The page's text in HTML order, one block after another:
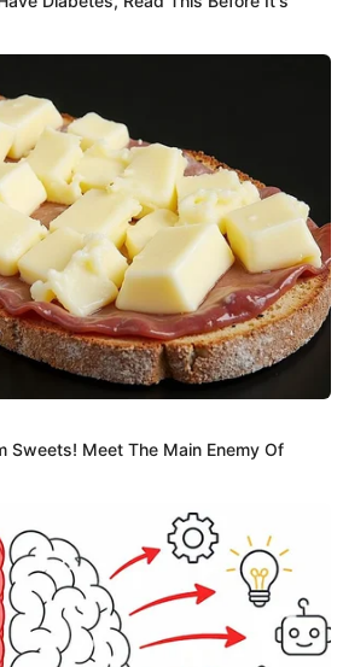
aclara si está embarazada de
"Me olvidé tomar mis pastillas"
tiene Segundo
que tuvo en su relación con laactriz
en su primera esposa, su hijo
suele viajar a Argentina para
de su amor tuvieron dos hijos
personal.
se enfoca en sus hijos tras
de Segundo Cernadas: "Así todo vale